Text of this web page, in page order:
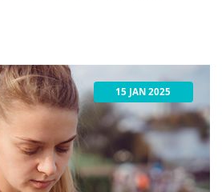
15 JAN 2025